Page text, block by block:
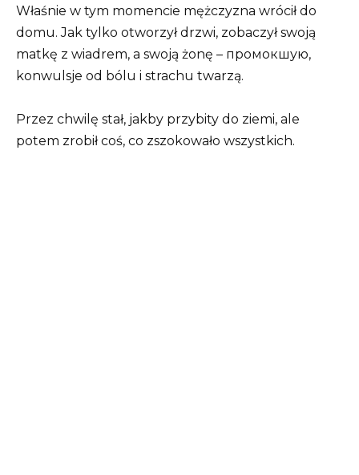
Właśnie w tym momencie mężczyzna wrócił do
domu. Jak tylko otworzył drzwi, zobaczył swoją
matkę z wiadrem, a swoją żonę – промокшую,
konwulsje od bólu i strachu twarzą.
Przez chwilę stał, jakby przybity do ziemi, ale
potem zrobił coś, co zszokowało wszystkich.